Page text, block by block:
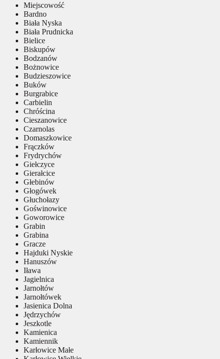
Miejscowość
Bardno
Biała Nyska
Biała Prudnicka
Bielice
Biskupów
Bodzanów
Bożnowice
Budzieszowice
Buków
Burgrabice
Carbielin
Chróścina
Cieszanowice
Czarnolas
Domaszkowice
Frączków
Frydrychów
Giełczyce
Gierałcice
Głebinów
Głogówek
Głuchołazy
Goświnowice
Goworowice
Grabin
Grabina
Gracze
Hajduki Nyskie
Hanuszów
Iława
Jagielnica
Jarnołtów
Jarnołtówek
Jasienica Dolna
Jędrzychów
Jeszkotle
Kamienica
Kamiennik
Karłowice Małe